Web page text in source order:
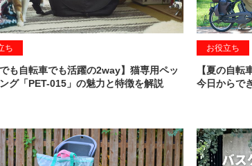
ち
でも自転車でも活躍の2way】猫専用ペッ
ング「PET-015」の魅力と特徴を解説
お役立ち
【夏の自転
今日からで